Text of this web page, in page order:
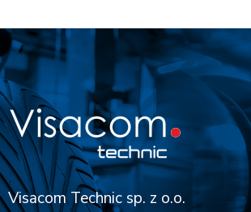
Visacom Technic sp. z o.o.